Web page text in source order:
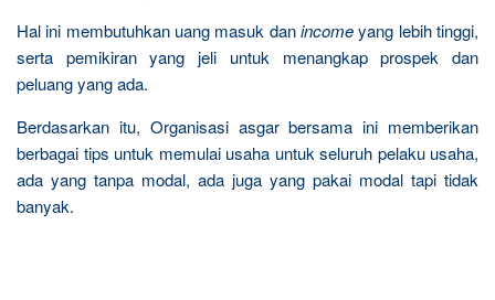
Hal ini membutuhkan uang masuk danincomeyang lebih tinggi,
serta pemikiran yang jeli untuk menangkap prospek dan
peluang yang ada.
Berdasarkan itu, Organisasi asgar bersama ini memberikan
berbagai tips untuk memulai usaha untuk seluruh pelaku usaha,
ada yang tanpa modal, ada juga yang pakai modal tapi tidak
banyak.